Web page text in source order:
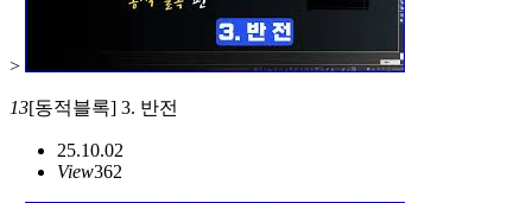
>
13[동적블록] 3. 반전
25.10.02
View362